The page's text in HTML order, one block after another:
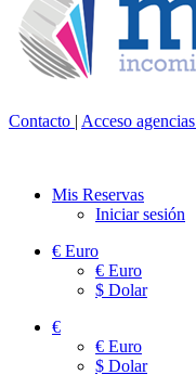
Contacto | Acceso agencias
Mis Reservas
Iniciar sesión
€ Euro
€ Euro
$ Dolar
€
€ Euro
$ Dolar